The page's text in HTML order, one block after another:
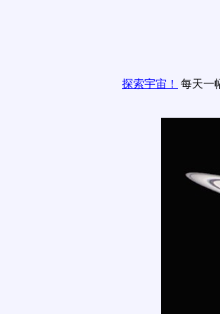
探索宇宙！ 每天一